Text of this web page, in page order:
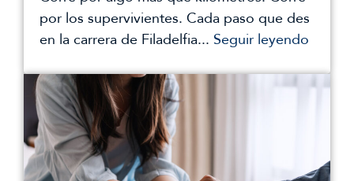
por los supervivientes. Cada paso que des
en la carrera de Filadelfia... Seguir leyendo